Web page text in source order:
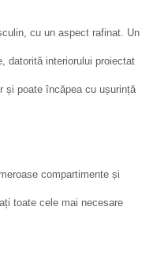
cu un aspect rafinat. Un
datorită interiorului proiectat
și poate încăpea cu ușurință
compartimente și
toate cele mai necesare